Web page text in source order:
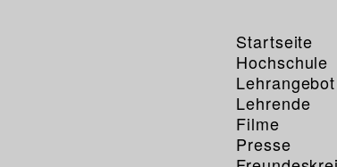
Startseite
Hochschule
Lehrangebot
Lehrende
Filme
Presse